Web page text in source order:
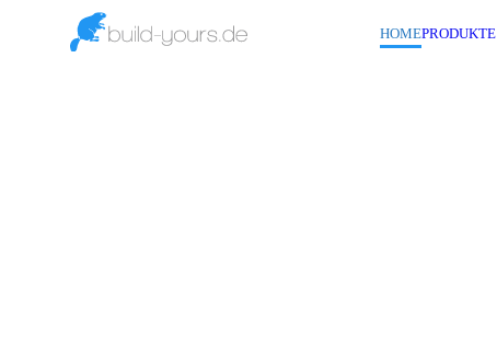
HOMEPRODUKTE